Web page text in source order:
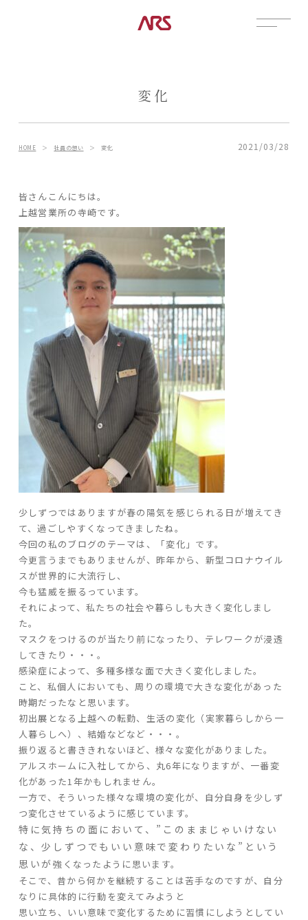
資料請求
CONTENTS
ARS HOMEとは
- ARS WAY
- 設計コンセプト
- 商品コンセプト
デザイン
- 空間デザイン
- 内観デザイン
- 生活デザイン
性能
- 高断熱性能
- 高耐震性能
- 高耐久性能
- 保証
家づくりの流れ
よくあるご質問
企業情報
採用情報
暮らしの器
POSTS
コラム
インタビュー
土地情報
お知らせ
ブログ
変化
HOME ＞ 社員の想い ＞変化 2021/03/28
皆さんこんにちは。
上越営業所の寺崎です。
少しずつではありますが春の陽気を感じられる日が増えてき
て、過ごしやすくなってきましたね。
今回の私のブログのテーマは、「変化」です。
今更言うまでもありませんが、昨年から、新型コロナウイル
スが世界的に大流行し、
今も猛威を振るっています。
それによって、私たちの社会や暮らしも大きく変化しまし
た。
マスクをつけるのが当たり前になったり、テレワークが浸透
してきたり・・・。
感染症によって、多種多様な面で大きく変化しました。
こと、私個人においても、周りの環境で大きな変化があった
時期だったなと思います。
初出展となる上越への転勤、生活の変化（実家暮らしから一
人暮らしへ）、結婚などなど・・・。
振り返ると書ききれないほど、様々な変化がありました。
アルスホームに入社してから、丸6年になりますが、一番変
化があった1年かもしれません。
一方で、そういった様々な環境の変化が、自分自身を少しず
つ変化させているように感じています。
特に気持ちの面において、 ”このままじゃいけない
な、少しずつでもいい意味で変わりたいな”という
思いが強くなったように思います。
そこで、昔から何かを継続することは苦手なのですが、自分
なりに具体的に行動を変えてみようと
思い立ち、いい意味で変化するために習慣にしようとしてい